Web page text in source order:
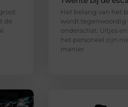
de
Het belang van het
wordt tegenwoordig
onderschat. Uitjes
het personeel zijn
manier